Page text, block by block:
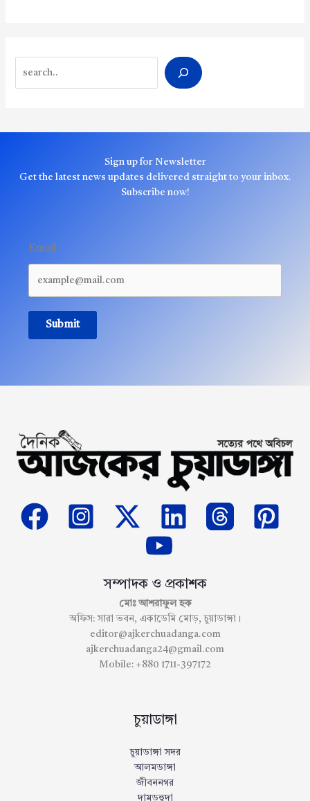
Sign up for Newsletter
Get the latest news updates delivered straight to your inbox.
Subscribe now!
Email
Submit
সম্পাদক ও প্রকাশক
মোঃ আশরাফুল হক
অফিস: সারা ভবন, একাডেমি মোড়, চুয়াডাঙ্গা।
editor@ajkerchuadanga.com
ajkerchuadanga24@gmail.com
Mobile: +880 1711-397172
চুয়াডাঙ্গা
চুয়াডাঙ্গা সদর
আলমডাঙ্গা
জীবননগর
দামুড়হুদা